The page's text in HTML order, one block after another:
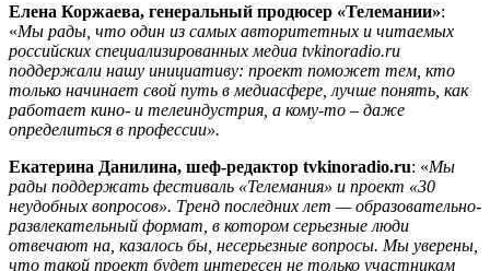
Елена Коржаева, генеральный продюсер «Телемании»:
«Мы рады, что один из самых авторитетных и читаемых
российских специализированных медиа tvkinoradio.ru
поддержали нашу инициативу: проект поможет тем, кто
только начинает свой путь в медиасфере, лучше понять, как
работает кино- и телеиндустрия, а кому-то – даже
определиться в профессии».
Екатерина Данилина, шеф-редактор tvkinoradio.ru: «Мы
рады поддержать фестиваль «Телемания» и проект «30
неудобных вопросов». Тренд последних лет — образовательно-
развлекательный формат, в котором серьезные люди
отвечают на, казалось бы, несерьезные вопросы. Мы уверены,
что такой проект будет интересен не только участникам